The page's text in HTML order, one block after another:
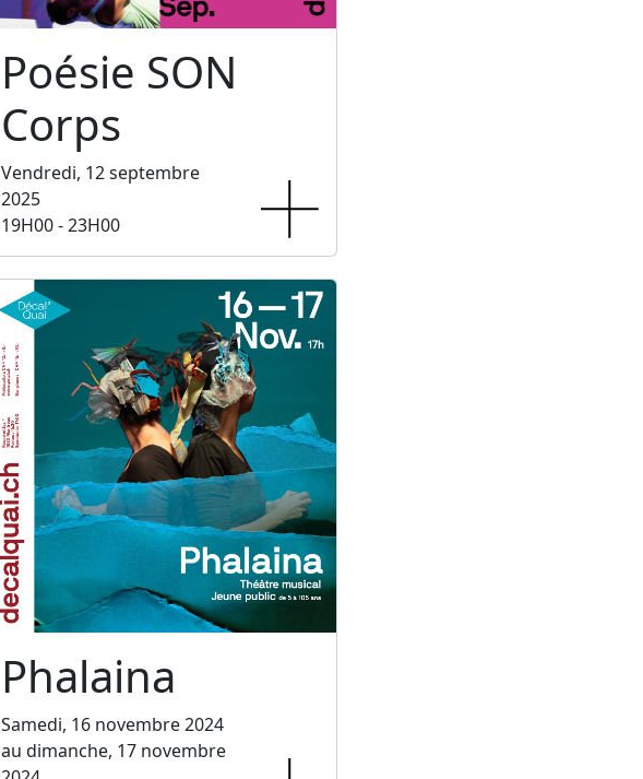
Poésie SON
Corps
Vendredi, 12 septembre
2025
19H00 - 23H00
Phalaina
Samedi, 16 novembre 2024
au dimanche, 17 novembre